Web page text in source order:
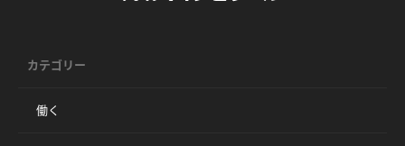
カテゴリー
働く